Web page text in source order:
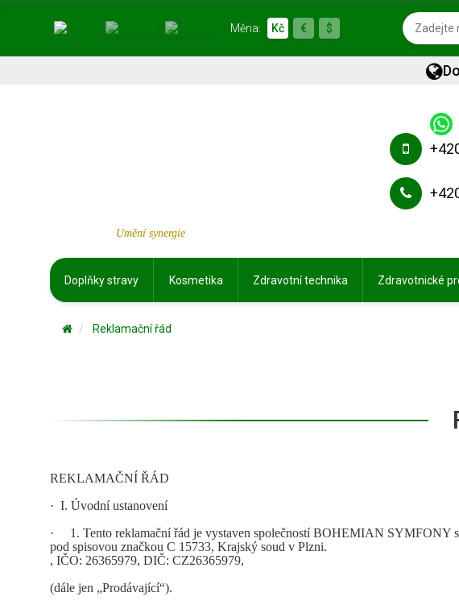
Měna: Kč € $
Umění synergie
Doplňky stravy Kosmetika Zdravotní technika Zdravotnické
Reklamační řád
REKLAMAČNÍ ŘÁD
· I. Úvodní ustanovení
· 1. Tento reklamační řád je vystaven společnostíBOHEMIAN SYMFONY
pod spisovou značkou C 15733, Krajský soud v Plzni.
, IČO: 26365979, DIČ: CZ26365979,
(dále jen „Prodávající“).